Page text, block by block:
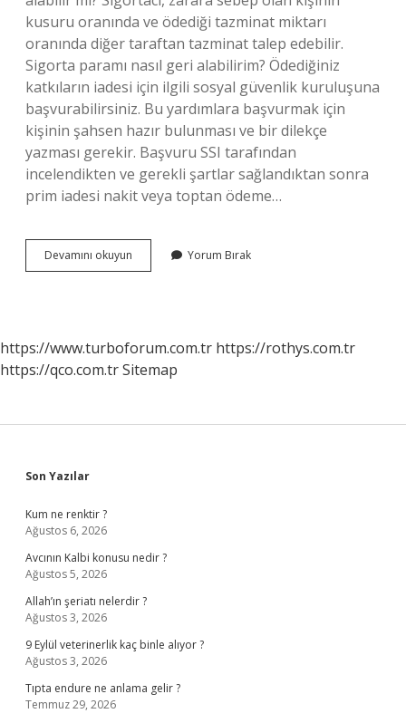
kusuru oranında ve ödediği tazminat miktarı
oranında diğer taraftan tazminat talep edebilir.
Sigorta paramı nasıl geri alabilirim? Ödediğiniz
katkıların iadesi için ilgili sosyal güvenlik kuruluşuna
başvurabilirsiniz. Bu yardımlara başvurmak için
kişinin şahsen hazır bulunması ve bir dilekçe
yazması gerekir. Başvuru SSI tarafından
incelendikten ve gerekli şartlar sağlandıktan sonra
prim iadesi nakit veya toptan ödeme…
Devamını okuyun
Para
Yorum Bırak
https://www.turboforum.com.tr https://rothys.com.tr
https://qco.com.trSitemap
Sidebar
Son Yazılar
Kum ne renktir ?
Ağustos 6, 2026
Avcının Kalbi konusu nedir ?
Ağustos 5, 2026
Allah’ın şeriatı nelerdir ?
Ağustos 3, 2026
9 Eylül veterinerlik kaç binle alıyor ?
Ağustos 3, 2026
Tıpta endure ne anlama gelir ?
Temmuz 29, 2026